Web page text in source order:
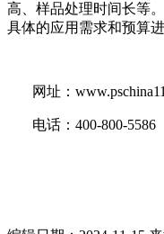
高、样品处理时间长等
具体的应用需求和预算
网址：
电话：400-800-5586